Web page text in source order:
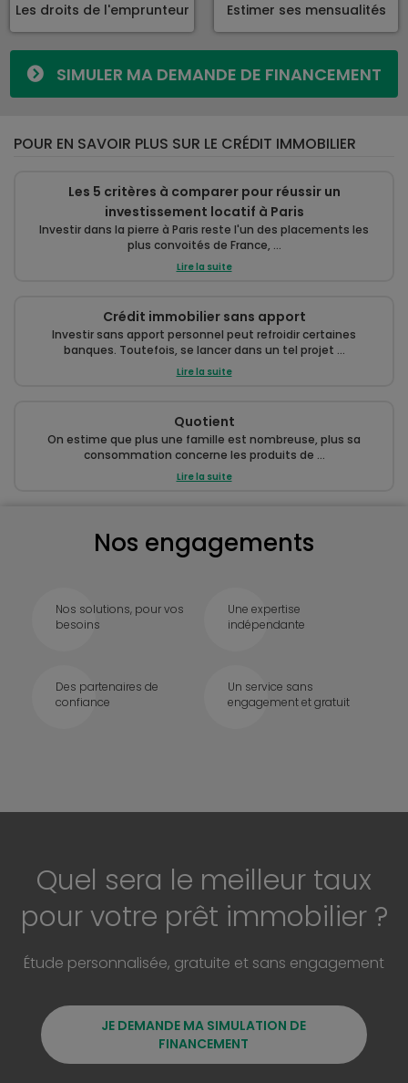
Les droits de l'emprunteur Estimer ses mensualités
SIMULER MA DEMANDE DE FINANCEMENT
POUR EN SAVOIR PLUS SUR LE CRÉDIT IMMOBILIER
Les 5 critères à comparer pour réussir un
investissement locatif à Paris
Investir dans la pierre à Paris reste l'un des placements les
plus convoités de France, ...
Lire la suite
Crédit immobilier sans apport
Investir sans apport personnel peut refroidir certaines
banques. Toutefois, se lancer dans un tel projet ...
Lire la suite
Quotient
On estime que plus une famille est nombreuse, plus sa
consommation concerne les produits de ...
Lire la suite
Nos engagements
Nos solutions, pour vos
besoins
Une expertise
indépendante
Des partenaires de
confiance
Un service sans
engagement et gratuit
Quel sera le meilleur taux
pour votre prêt immobilier ?
Étude personnalisée, gratuite et sans engagement
JE DEMANDE MA SIMULATION DE
FINANCEMENT